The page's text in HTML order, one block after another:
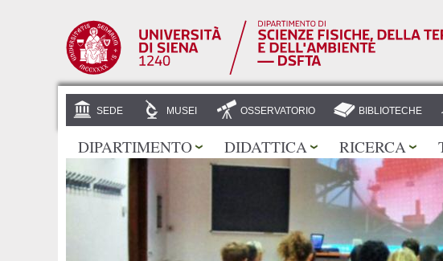
SEDE MUSEI OSSERVATORIO BIBLIOTECHE
DIPARTIMENTO DIDATTICA RICERCA